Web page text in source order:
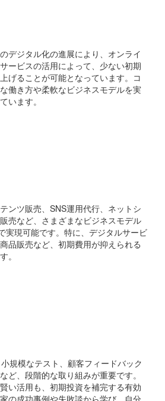
デジタル化の進展により、オンライ
ービスの活用によって、少ない初期
げることが可能となっています。コ
働き方や柔軟なビジネスモデルを実
います。
ンツ販売、SNS運用代行、ネットシ
売など、さまざまなビジネスモデル
実現可能です。特に、デジタルサービ
品販売など、初期費用が抑えられる
。
規模なテスト、顧客フィードバック
ど、段階的な取り組みが重要です。
い活用も、初期投資を補完する有効